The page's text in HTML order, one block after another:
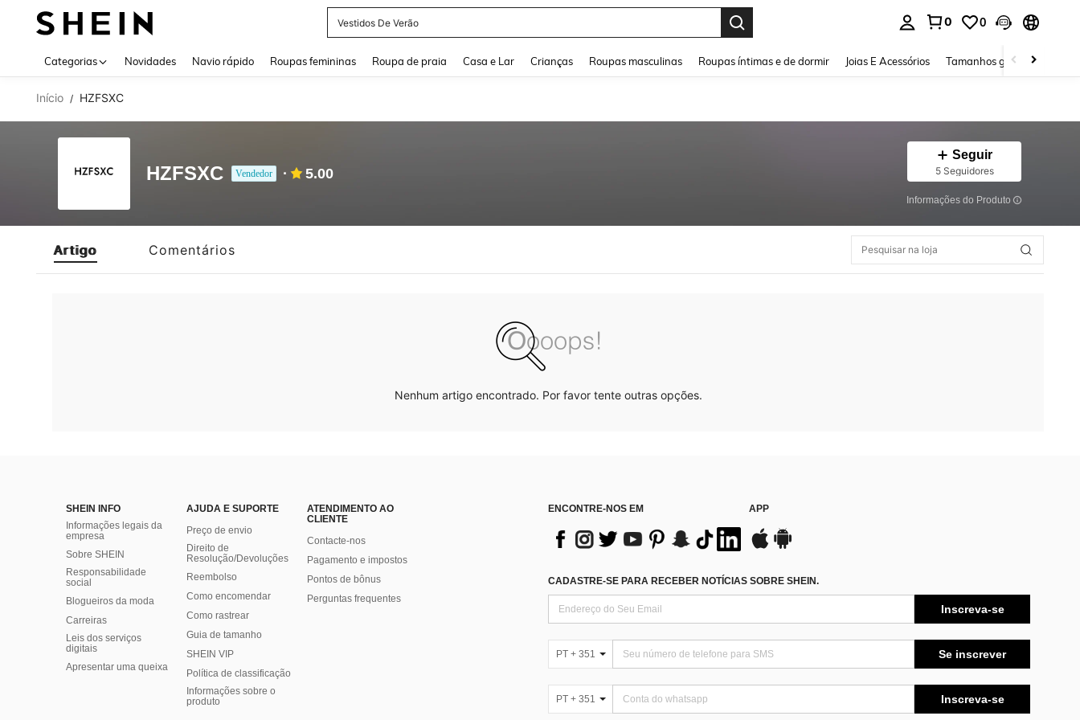
Vestidos De Verão
0 0
Categorias Novidades Navio rápido Roupas femininas Roupa de praia Casa e Lar Crianças Roupas masculinas Roupas íntimas e de dormir Joias E Acessórios Tamanhos grandes
Início / HZFSXC
HZFSXC Vendedor 5.00
Seguir
5 Seguidores
Informações do Produto
Artigo Comentários
Nenhum artigo encontrado. Por favor tente outras opções.
SHEIN INFO
Informações legais da
empresa
Sobre SHEIN
Responsabilidade
social
Blogueiros da moda
Carreiras
Leis dos serviços
digitais
Apresentar uma queixa
AJUDA E SUPORTE
Preço de envio
Direito de
Resolução/Devoluções
Reembolso
Como encomendar
Como rastrear
Guia de tamanho
SHEIN VIP
Política de classificação
​Informações sobre o
produto
ATENDIMENTO AO
CLIENTE
Contacte-nos
Pagamento e impostos
Pontos de bônus
Perguntas frequentes
ENCONTRE-NOS EM APP
CADASTRE-SE PARA RECEBER NOTÍCIAS SOBRE SHEIN.
Inscreva-se
PT + 351 Se inscrever
PT + 351 Inscreva-se